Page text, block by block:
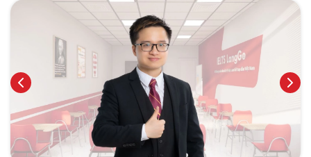
XEM ĐƯỜNG ĐI
Cơ sở Xuân Thủy, TP Hà Nội
Địa chỉ: Số 169 Xuân Thủy, phường Cầu Giấy, TP
Hà Nội
XEM ĐƯỜNG ĐI